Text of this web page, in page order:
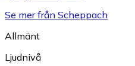
Se mer från Scheppach
Allmänt
Ljudnivå